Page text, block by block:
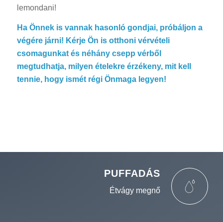
lemondani!
Ha Önnek is vannak hasonló gondjai, próbáljon a
végére járni! Kérje Ön is otthoni vérvételi
csomagunkat és néhány csepp vérből
megtudhatja, milyen ételekre érzékeny, mit kell
tennie, hogy ismét régi Önmaga legyen!
PUFFADÁS
Étvágy megnő